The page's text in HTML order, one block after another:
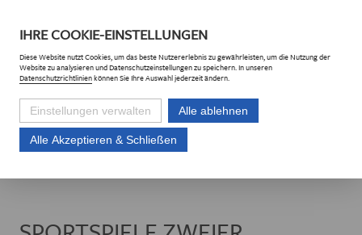
Euroregion Erzgebirge e.V. Projekte
IHRECOOKIE-EINSTELLUNGEN
DieseWebsitenutzt Cookies, um das beste Nutzererlebnis zu gewährleisten, um die Nutzung der
Websitezu analysieren und Datenschutzeinstellungen zu speichern. In unseren
Datenschutzrichtlinienkönnen Sie Ihre Auswahl jederzeit ändern.
Einstellungen verwalten Alle ablehnen
Alle Akzeptieren & Schließen